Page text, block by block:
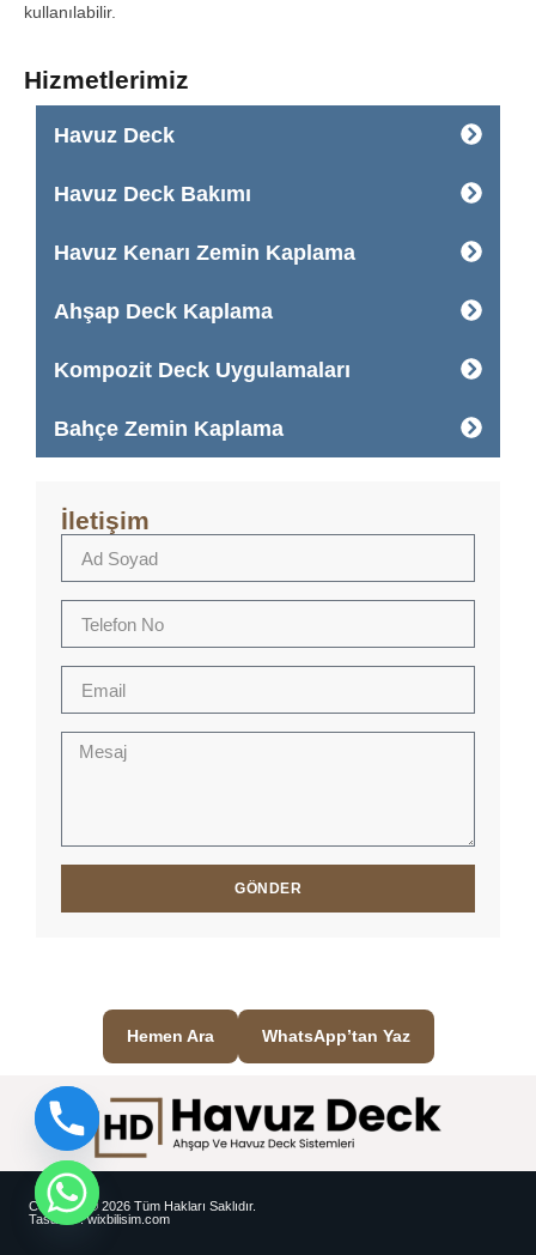
kullanılabilir.
Hizmetlerimiz
Havuz Deck
Havuz Deck Bakımı
Havuz Kenarı Zemin Kaplama
Ahşap Deck Kaplama
Kompozit Deck Uygulamaları
Bahçe Zemin Kaplama
İletişim
GÖNDER
Hemen Ara WhatsApp’tan Yaz
Copyright © 2026 Tüm Hakları Saklıdır.
Tasarım : wixbilisim.com